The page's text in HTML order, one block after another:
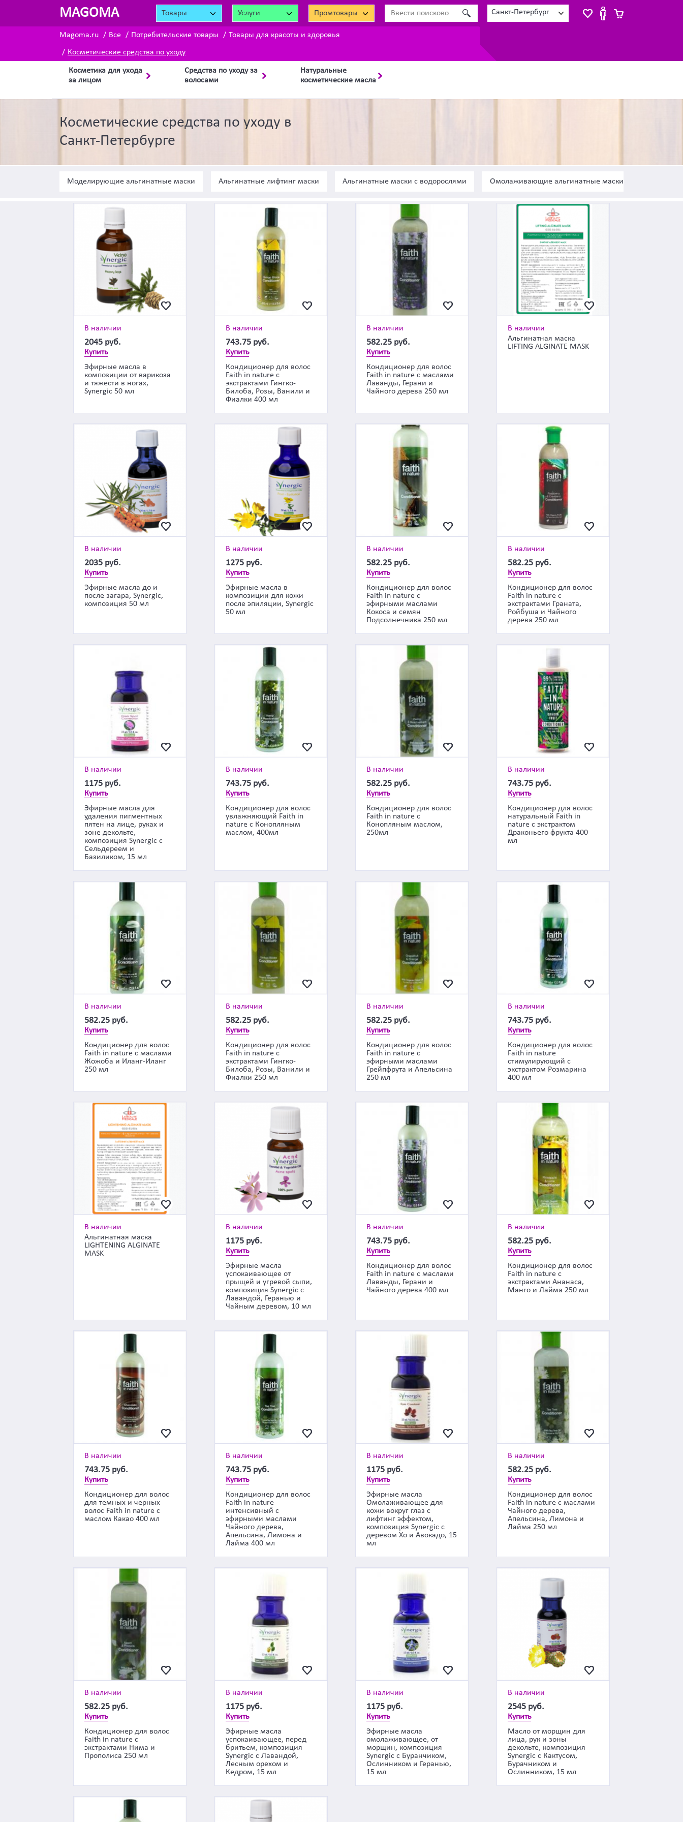
MAGOMA Товары Услуги Промтовары Санкт-Петербург
Magoma.ru Все Потребительские товары Товары для красоты и здоровья
Косметические средства по уходу
Косметика для ухода
за лицом
Средства по уходу за
волосами
Натуральные
косметические масла
Косметические средства по уходу в
Санкт-Петербурге
Моделирующие альгинатные маски Альгинатные лифтинг маски Альгинатные маски с водорослями Омолаживающие альгинатные маски
В наличии
2045 руб.
Купить
Эфирные масла в
композиции от варикоза
и тяжести в ногах,
Synergic 50 мл
В наличии
743.75 руб.
Купить
Кондиционер для волос
Faith in nature с
экстрактами Гингко-
Билоба, Розы, Ванили и
Фиалки 400 мл
В наличии
582.25 руб.
Купить
Кондиционер для волос
Faith in nature с маслами
Лаванды, Герани и
Чайного дерева 250 мл
В наличии
Альгинатная маска
LIFTING ALGINATE MASK
В наличии
2035 руб.
Купить
Эфирные масла до и
после загара, Synergic,
композиция 50 мл
В наличии
1275 руб.
Купить
Эфирные масла в
композиции для кожи
после эпиляции, Synergic
50 мл
В наличии
582.25 руб.
Купить
Кондиционер для волос
Faith in nature с
эфирными маслами
Кокоса и семян
Подсолнечника 250 мл
В наличии
582.25 руб.
Купить
Кондиционер для волос
Faith in nature с
экстрактами Граната,
Ройбуша и Чайного
дерева 250 мл
В наличии
1175 руб.
Купить
Эфирные масла для
удаления пигментных
пятен на лице, руках и
зоне декольте,
композиция Synergic с
Сельдереем и
Базиликом, 15 мл
В наличии
743.75 руб.
Купить
Кондиционер для волос
увлажняющий Faith in
nature с Конопляным
маслом, 400мл
В наличии
582.25 руб.
Купить
Кондиционер для волос
Faith in nature с
Конопляным маслом,
250мл
В наличии
743.75 руб.
Купить
Кондиционер для волос
натуральный Faith in
nature с экстрактом
Драконьего фрукта 400
мл
В наличии
582.25 руб.
Купить
Кондиционер для волос
Faith in nature с маслами
Жожоба и Иланг-Иланг
250 мл
В наличии
582.25 руб.
Купить
Кондиционер для волос
Faith in nature с
экстрактами Гингко-
Билоба, Розы, Ванили и
Фиалки 250 мл
В наличии
582.25 руб.
Купить
Кондиционер для волос
Faith in nature с
эфирными маслами
Грейпфрута и Апельсина
250 мл
В наличии
743.75 руб.
Купить
Кондиционер для волос
Faith in nature
стимулирующий с
экстрактом Розмарина
400 мл
В наличии
Альгинатная маска
LIGHTENING ALGINATE
MASK
В наличии
1175 руб.
Купить
Эфирные масла
успокаивающее от
прыщей и угревой сыпи,
композиция Synergic с
Лавандой, Геранью и
Чайным деревом, 10 мл
В наличии
743.75 руб.
Купить
Кондиционер для волос
Faith in nature с маслами
Лаванды, Герани и
Чайного дерева 400 мл
В наличии
582.25 руб.
Купить
Кондиционер для волос
Faith in nature с
экстрактами Ананаса,
Манго и Лайма 250 мл
В наличии
743.75 руб.
Купить
Кондиционер для волос
для темных и черных
волос Faith in nature с
маслом Какао 400 мл
В наличии
743.75 руб.
Купить
Кондиционер для волос
Faith in nature
интенсивный с
эфирными маслами
Чайного дерева,
Апельсина, Лимона и
Лайма 400 мл
В наличии
1175 руб.
Купить
Эфирные масла
Омолаживающее для
кожи вокруг глаз с
лифтинг эффектом,
композиция Synergic с
деревом Хо и Авокадо, 15
мл
В наличии
582.25 руб.
Купить
Кондиционер для волос
Faith in nature с маслами
Чайного дерева,
Апельсина, Лимона и
Лайма 250 мл
В наличии
582.25 руб.
Купить
Кондиционер для волос
Faith in nature с
экстрактами Нима и
Прополиса 250 мл
В наличии
1175 руб.
Купить
Эфирные масла
успокаивающее, перед
бритьем, композиция
Synergic с Лавандой,
Лесным орехом и
Кедром, 15 мл
В наличии
1175 руб.
Купить
Эфирные масла
омолаживающее, от
морщин, композиция
Synergic с Буранчиком,
Ослинником и Геранью,
15 мл
В наличии
2545 руб.
Купить
Масло от морщин для
лица, рук и зоны
декольте, композиция
Synergic с Кактусом,
Бурачником и
Ослинником, 15 мл